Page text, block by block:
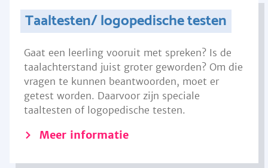
Taaltesten/ logopedische testen
Gaat een leerling vooruit met spreken? Is de
taalachterstand juist groter geworden? Om die
vragen te kunnen beantwoorden, moet er
getest worden. Daarvoor zijn speciale
taaltesten of logopedische testen.
Meer informatie